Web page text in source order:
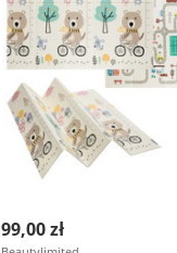
99,00 zł